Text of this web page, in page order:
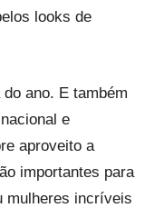
looks de
ano. E também
e
aproveito a
importantes para
mulheres incríveis